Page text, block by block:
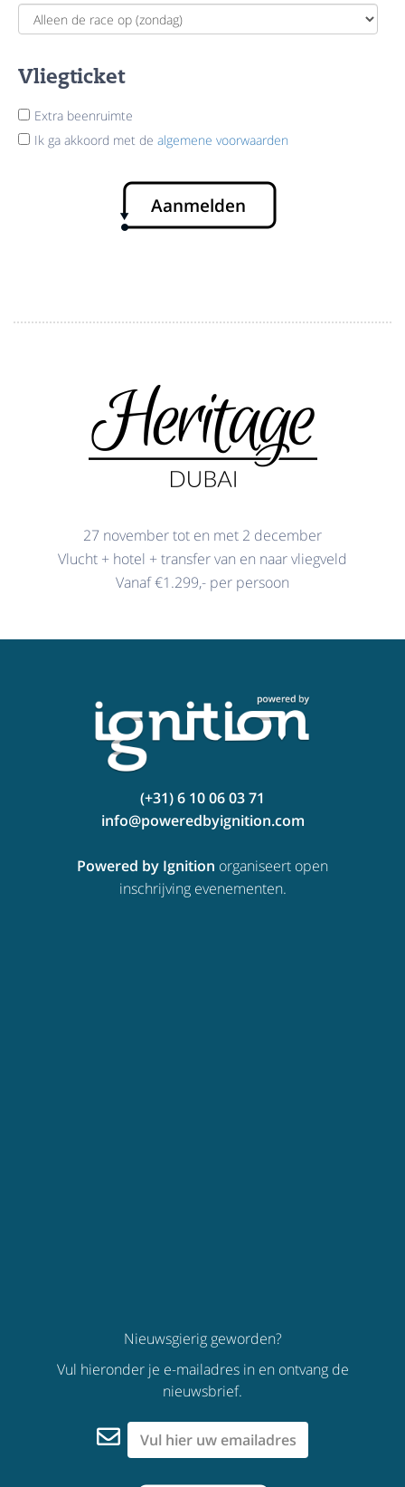
Vliegticket
Extra beenruimte
Ik ga akkoord met de algemene voorwaarden
Aanmelden
27 november tot en met 2 december
Vlucht + hotel + transfer van en naar vliegveld
Vanaf €1.299,- per persoon
(+31) 6 10 06 03 71
info@poweredbyignition.com
Powered by Ignition organiseert open
inschrijving evenementen.
Nieuwsgierig geworden?
Vul hieronder je e-mailadres in en ontvang de
nieuwsbrief.